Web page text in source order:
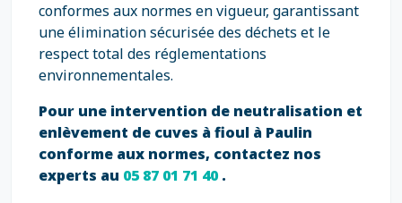
conformes aux normes en vigueur, garantissant
une élimination sécurisée des déchets et le
respect total des réglementations
environnementales.
Pour une intervention de neutralisation et
enlèvement de cuves à fioul à Paulin
conforme aux normes, contactez nos
experts au 05 87 01 71 40.